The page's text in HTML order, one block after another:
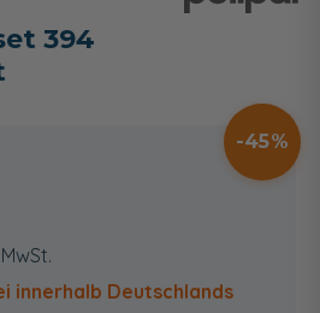
394
45
innerhalb Deutschlands